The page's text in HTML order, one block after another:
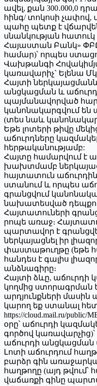
ավել, քան 300․000,0
հինգ/ տոկոսի չափով,
պահը պետք է
սնանկության
Հայաստան Բանկ» ՓԲԸ,
համար)՝ որպես
Վախթանգի
կառավարիչ` Ելենա
Հայտի
անցկացման և
պայմանավորված
կանոնակարգվում են
(տես նաև
Եթե լոտերի թիվը
աճուրդները
հերթականությամբ:
Հայտը համարվում է
խախտմամբ
հայտատուն աճուրդին
ստանում և որպես
գրանցվում
նախատեսված
Հայտատուների
րոպե առաջ։
պարտավոր է
ներկայացնել իր
փաստաթուղթը (եթե
հանդես է գալիս
անձնագիրը։
Հայտի ձևը, աճուրդի
կողմից ստորագրման
արդյունքների
կարող եք ստանալ
https://cloud.mail.ru/
օրը՝ աճուրդի
գործով կառավարչից)՝
աճուրդի անցկացման
Լոտի աճուրդում
բարձր գին
հաղթողը (այդ թվում՝
վաճառքի գինը